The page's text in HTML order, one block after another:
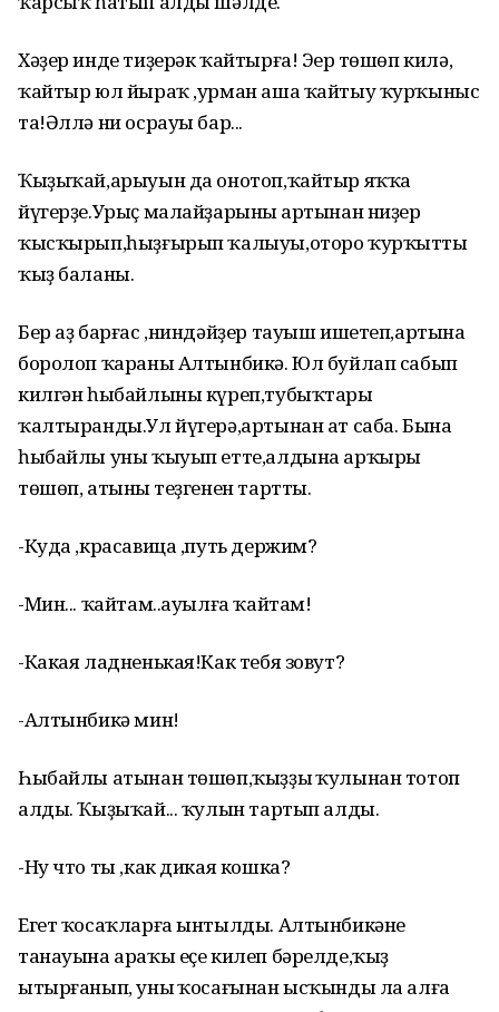
Хәҙер инде тиҙерәк ҡайтырға! Эңер төшөп килә,
ҡайтыр юл йыраҡ ,урман аша ҡайтыу ҡурҡыныс
та!Әллә ни осрауы бар...
Ҡыҙыҡай,арыуын да онотоп,ҡайтыр яҡҡа
йүгерҙе.Урыҫ малайҙарының артынан ниҙер
ҡысҡырып,һыҙғырып ҡалыуы,оторо ҡурҡытты
ҡыҙ баланы.
Бер аҙ барғас ,ниндәйҙер тауыш ишетеп,артына
боролоп ҡараны Алтынбикә. Юл буйлап сабып
килгән һыбайлыны күреп,тубыҡтары
ҡалтыранды.Ул йүгерә,артынан ат саба. Бына
һыбайлы уны ҡыуып етте,алдына арҡыры
төшөп, атының теҙгенен тартты.
-Куда ,красавица ,путь держим?
-Мин... ҡайтам..ауылға ҡайтам!
-Какая ладненькая!Как тебя зовут?
-Алтынбикә мин!
Һыбайлы атынан төшөп,ҡыҙҙың ҡулынан тотоп
алды. Ҡыҙыҡай... ҡулын тартып алды.
-Ну что ты ,как дикая кошка?
Егет ҡосаҡларға ынтылды. Алтынбикәнең
танауына араҡы еҫе килеп бәрелде,ҡыҙ
ытырғанып, уның ҡосағынан ысҡынды ла алға